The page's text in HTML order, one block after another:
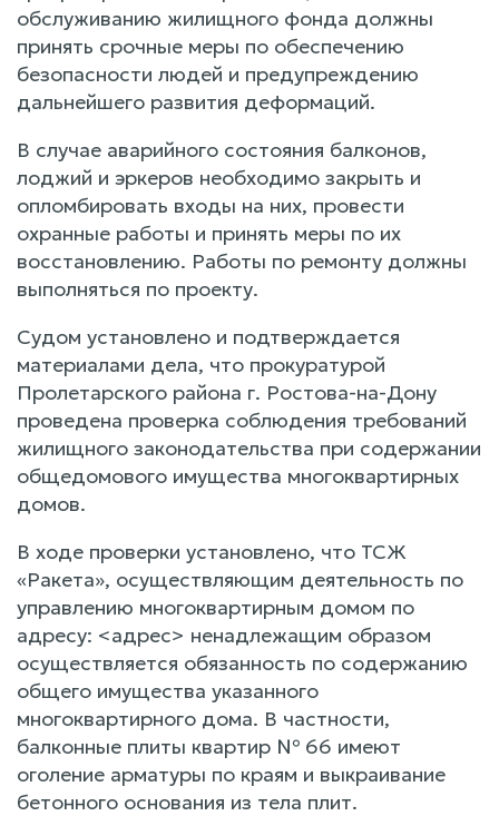
обслуживанию жилищного фонда должны
принять срочные меры по обеспечению
безопасности людей и предупреждению
дальнейшего развития деформаций.
В случае аварийного состояния балконов,
лоджий и эркеров необходимо закрыть и
опломбировать входы на них, провести
охранные работы и принять меры по их
восстановлению. Работы по ремонту должны
выполняться по проекту.
Судом установлено и подтверждается
материалами дела, что прокуратурой
Пролетарского района г. Ростова-на-Дону
проведена проверка соблюдения требований
жилищного законодательства при содержании
общедомового имущества многоквартирных
домов.
В ходе проверки установлено, что ТСЖ
«Ракета», осуществляющим деятельность по
управлению многоквартирным домом по
адресу: <адрес> ненадлежащим образом
осуществляется обязанность по содержанию
общего имущества указанного
многоквартирного дома. В частности,
балконные плиты квартир № 66 имеют
оголение арматуры по краям и выкраивание
бетонного основания из тела плит.